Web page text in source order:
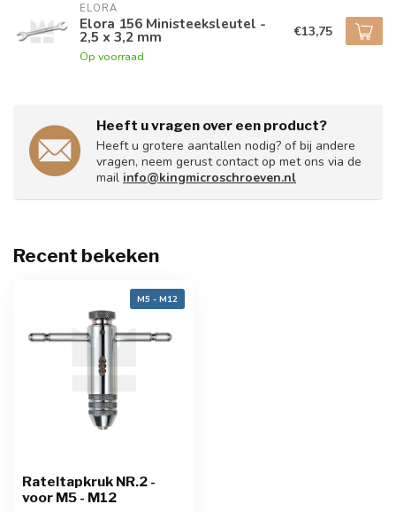
ELORA
Elora 156 Ministeeksleutel -
2,5 x 3,2 mm
Op voorraad
€13,75
Heeft u vragen over een product?
Heeft u grotere aantallen nodig? of bij andere
vragen, neem gerust contact op met ons via de
mail info@kingmicroschroeven.nl
Recent bekeken
M5 - M12
Rateltapkruk NR.2 -
voor M5 - M12